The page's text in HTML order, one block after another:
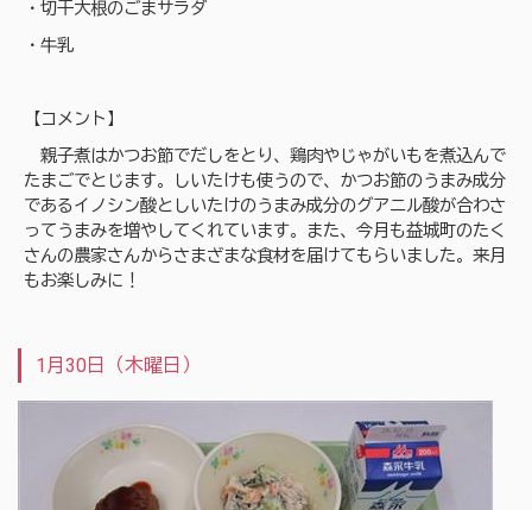
・切干大根のごまサラダ
・牛乳
【コメント】
親子煮はかつお節でだしをとり、鶏肉やじゃがいもを煮込んで
たまごでとじます。しいたけも使うので、かつお節のうまみ成分
であるイノシン酸としいたけのうまみ成分のグアニル酸が合わさ
ってうまみを増やしてくれています。また、今月も益城町のたく
さんの農家さんからさまざまな食材を届けてもらいました。来月
もお楽しみに！
1月30日（木曜日）